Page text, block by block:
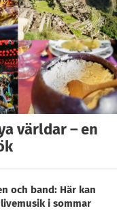
världar – en
och band: Här kan
i sommar